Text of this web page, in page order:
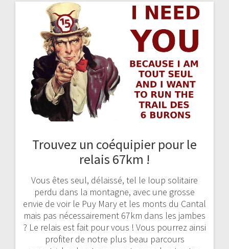
Trouvez un coéquipier pour le
relais 67km !
Vous êtes seul, délaissé, tel le loup solitaire
perdu dans la montagne, avec une grosse
envie de voir le Puy Mary et les monts du Cantal
mais pas nécessairement 67km dans les jambes
? Le relais est fait pour vous ! Vous pourrez ainsi
profiter de notre plus beau parcours